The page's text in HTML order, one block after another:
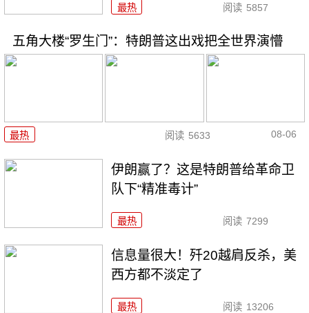
最热 阅读 5857
五角大楼“罗生门”：特朗普这出戏把全世界演懵
最热 阅读 5633 08-06
伊朗赢了？这是特朗普给革命卫
队下“精准毒计”
最热 阅读 7299
信息量很大！歼20越肩反杀，美
西方都不淡定了
最热 阅读 13206